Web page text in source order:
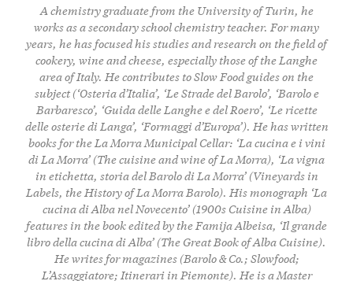
A chemistry graduate from the University of Turin, he
works as a secondary school chemistry teacher. For many
years, he has focused his studies and research on the field of
cookery, wine and cheese, especially those of the Langhe
area of Italy. He contributes to Slow Food guides on the
subject (‘Osteria d’Italia’, ‘Le Strade del Barolo’, ‘Barolo e
Barbaresco’, ‘Guida delle Langhe e del Roero’, ‘Le ricette
delle osterie di Langa’, ‘Formaggi d’Europa’). He has written
books for the La Morra Municipal Cellar: ‘La cucina e i vini
di La Morra’ (The cuisine and wine of La Morra), ‘La vigna
in etichetta, storia del Barolo di La Morra’ (Vineyards in
Labels, the History of La Morra Barolo). His monograph ‘La
cucina di Alba nel Novecento’ (1900s Cuisine in Alba)
features in the book edited by the Famija Albeisa, ‘Il grande
libro della cucina di Alba’ (The Great Book of Alba Cuisine).
He writes for magazines (Barolo & Co.; Slowfood;
L’Assaggiatore; Itinerari in Piemonte). He is a Master